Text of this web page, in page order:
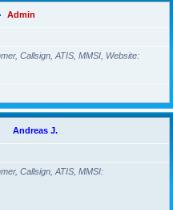
Admin
Callsign, ATIS, MMSI, Website
Andreas J.
Callsign, ATIS, MMSI